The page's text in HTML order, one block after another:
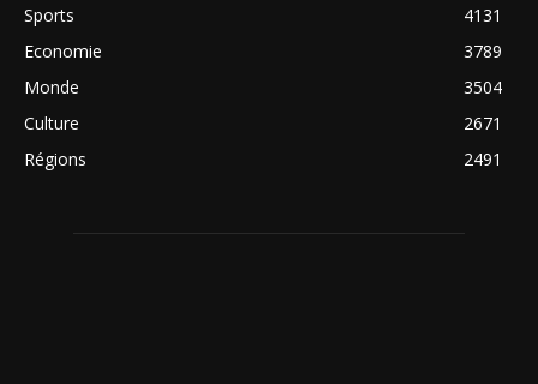
Sports
4131
Economie
3789
Monde
3504
Culture
2671
Régions
2491